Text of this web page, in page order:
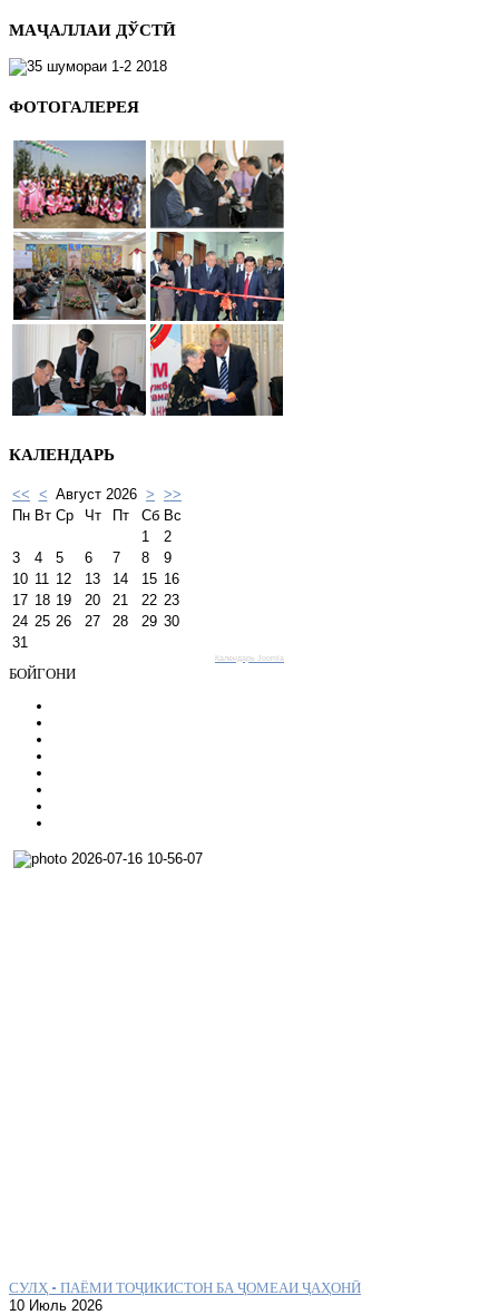
МАҶАЛЛАИ ДЎСТӢ
ФОТОГАЛЕРЕЯ
КАЛЕНДАРЬ
<< < Август 2026 > >>
Пн Вт Ср Чт Пт Сб Вс
1
2
3
4 5 6 7 8
9
10 11 12 13 14 15 16
17 18 19 20 21 22 23
24 25 26 27 28 29 30
31
Календарь Joomla
БОЙГОНИ
СУЛҲ – ПАЁМИ ТОҶИКИСТОН БА ҶОМЕАИ ҶАҲОНӢ
10 Июль 2026